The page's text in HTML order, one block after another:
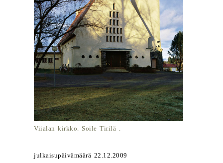
Viialan kirkko. Soile Tirilä .
julkaisupäivämäärä 22.12.2009